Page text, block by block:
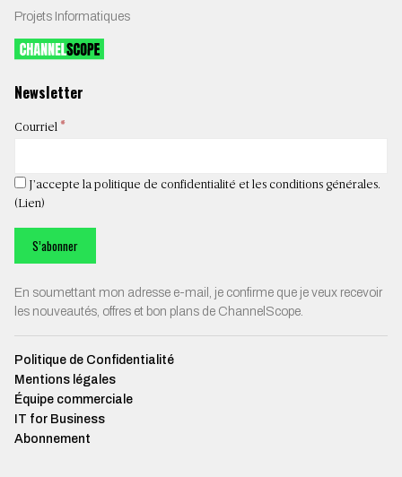
Projets Informatiques
Newsletter
Courriel *
J’accepte la politique de confidentialité et les conditions générales.
(Lien)
En soumettant mon adresse e-mail, je confirme que je veux recevoir
les nouveautés, offres et bon plans de ChannelScope.
Politique de Confidentialité
Mentions légales
Équipe commerciale
IT for Business
Abonnement